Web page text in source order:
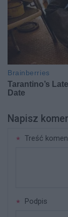
Napisz
Treść
Podpis